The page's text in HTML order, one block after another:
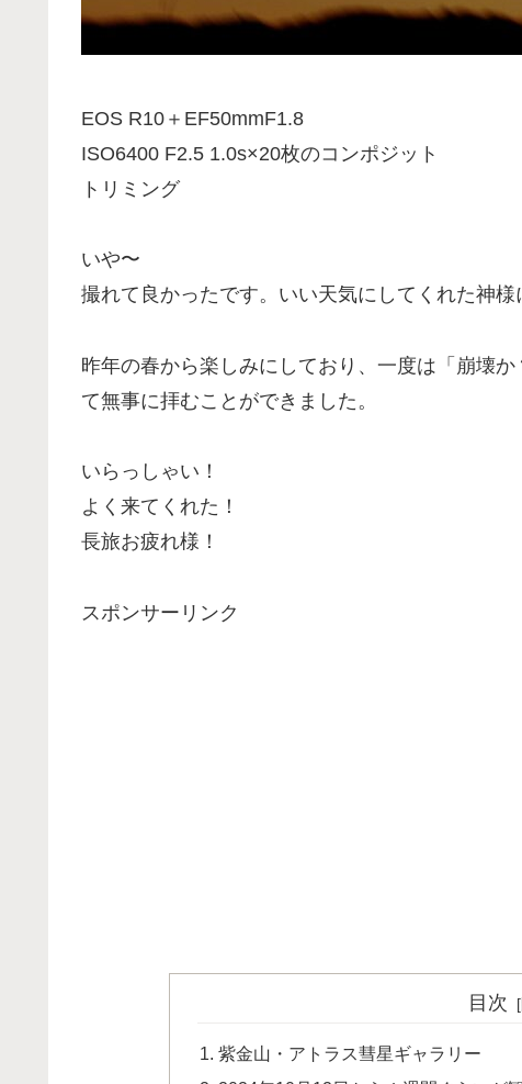
EOS R10＋EF50mmF1.8
ISO6400 F2.5 1.0s×20枚のコンポジット
トリミング
いや〜
撮れて良かったです。いい天気にしてくれた神様
昨年の春から楽しみにしており、一度は「崩壊
て無事に拝むことができました。
いらっしゃい！
よく来てくれた！
長旅お疲れ様！
スポンサーリンク
目次
紫金山・アトラス彗星ギャラリー